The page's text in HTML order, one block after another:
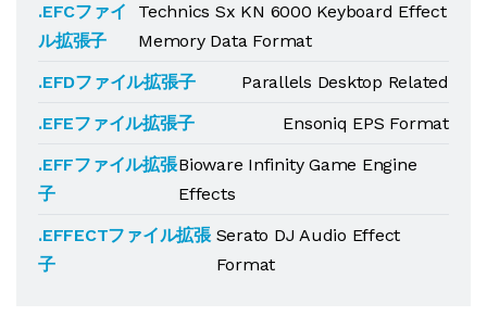
.EFCファイ
ル拡張子
Technics Sx KN 6000 Keyboard Effect
Memory Data Format
.EFDファイル拡張子
Parallels Desktop Related
.EFEファイル拡張子
Ensoniq EPS Format
.EFFファイル拡張
子
Bioware Infinity Game Engine
Effects
.EFFECTファイル拡張
子
Serato DJ Audio Effect
Format